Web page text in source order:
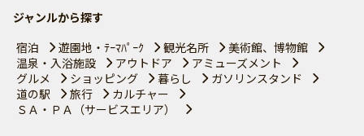
ジャンルから探す
宿泊
遊園地・ﾃｰﾏﾊﾟｰｸ 観光名所
美術館、博物館
温泉・入浴施設
アウトドア
アミューズメント
グルメ
ショッピング 暮らし
ガソリンスタンド
道の駅
旅行
カルチャー
ＳＡ・ＰＡ（サービスエリア）